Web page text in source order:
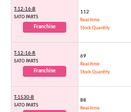
T-12-16-B
SATO PARTS
Franchise
112
Real-time
Stock Quantity
T-12-16-R
SATO PARTS
Franchise
69
Real-time
Stock Quantity
T-1530-B
SATO PARTS
88
Real-time